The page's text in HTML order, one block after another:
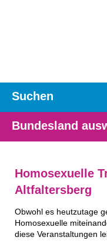
Suchen
Bundesland
Homosexuelle
Altfaltersberg
Obwohl es heutzutage
Homosexuelle
diese Veranstaltungen